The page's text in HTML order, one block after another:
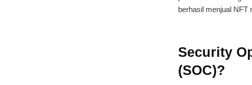
berhasil menjual NFT
Security
(SOC)?